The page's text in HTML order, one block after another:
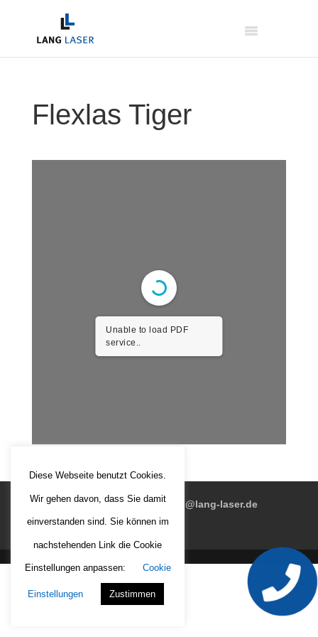
Flexlas Tiger
Unable to load PDF
service..
+49 7351 3474-0 info@lang-laser.de
Deutsch
Diese Webseite benutzt Cookies.
Wir gehen davon, dass Sie damit
einverstanden sind. Sie können im
nachstehenden Link die Cookie
Einstellungen anpassen: Cookie
Einstellungen Zustimmen